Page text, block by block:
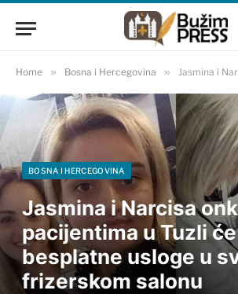
Home » Bosna i Hercegovina » Jasmina i Narcisa onkološkim
BOSNA I HERCEGOVINA
Jasmina i Narcisa
pacijentima u Tuzli
besplatne usloge u
frizerskom salonu